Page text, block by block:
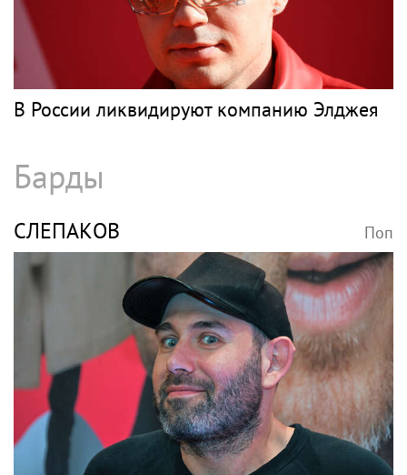
В России ликвидируют компанию Элджея
Барды
СЛЕПАКОВ Поп